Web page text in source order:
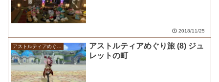
2018/11/25
アストルティアめぐり旅 (8) ジュ
レットの町